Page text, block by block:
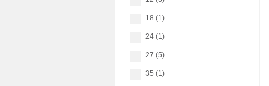
18 (1)
24 (1)
27 (5)
35 (1)